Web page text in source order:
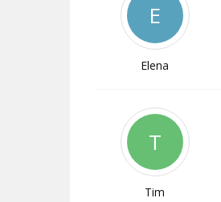
E
Elena
T
Tim